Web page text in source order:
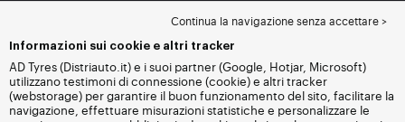
Continua la navigazione senza accettare >
Informazioni sui cookie e altri tracker
AD Tyres (Distriauto.it) e i suoi partner (Google, Hotjar, Microsoft)
utilizzano testimoni di connessione (cookie) e altri tracker
(webstorage) per garantire il buon funzionamento del sito, facilitare la
navigazione, effettuare misurazioni statistiche e personalizzare le